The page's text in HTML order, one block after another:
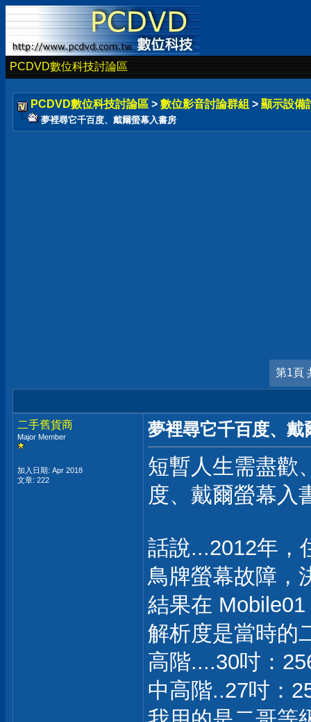
PCDVD數位科技討論區
PCDVD數位科技討論區 > 數位影音討論群組 > 顯示設備
夢裡尋它千百度、戴爾螢幕入書房
第1頁
二手舊貨商
Major Member
加入日期: Apr 2018
文章: 222
夢裡尋它千百度、戴
短暫人生需盡歡
度、戴爾螢幕入
話說...2012年，
鳥牌螢幕故障，
結果在
解析度是當時的
高階....30吋：
中高階..27吋：